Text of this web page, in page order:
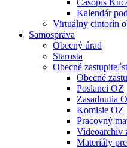
Časopis
Kalendár
Virtuálny cintorín
Samospráva
Obecný úrad
Starosta
Obecné
Obecné
Poslanci OZ
Zasadnutia
Komisie OZ
Pracovný
Videoarchív
Materiály